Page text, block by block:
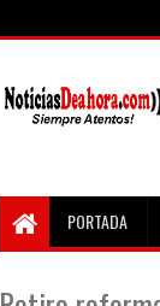
PORTADA